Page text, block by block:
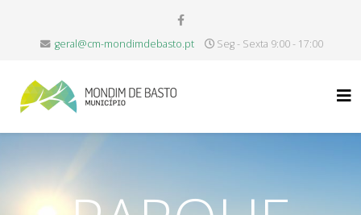
geral@cm-mondimdebasto.pt Seg - Sexta 9:00 - 17:00